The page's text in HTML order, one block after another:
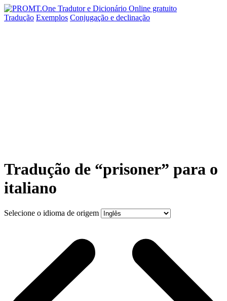
Tradução Exemplos Conjugação e declinação
Tradução de “prisoner” para o
italiano
Selecione o idioma de origem